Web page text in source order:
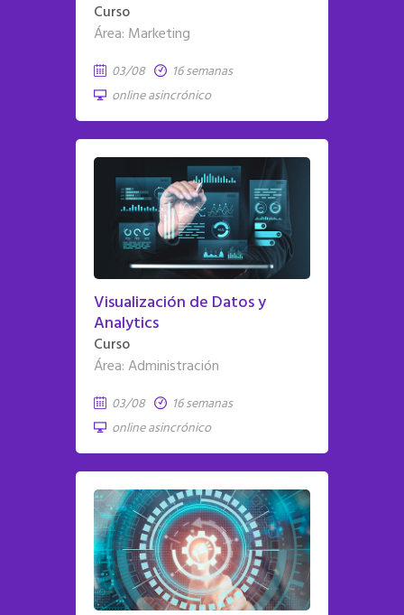
Curso
Área: Marketing
03/08
16 semanas
online asincrónico
Visualización de Datos y
Analytics
Curso
Área: Administración
03/08
16 semanas
online asincrónico